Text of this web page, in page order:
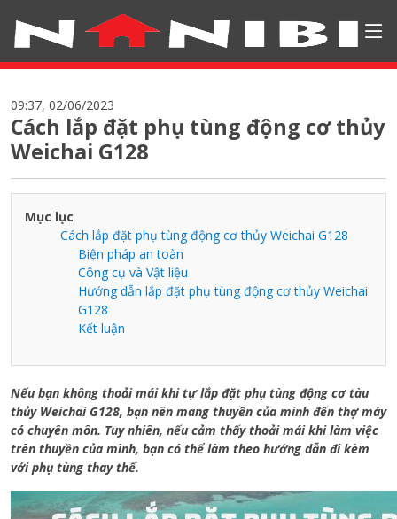
09:37, 02/06/2023
Cách lắp đặt phụ tùng động cơ thủy
Weichai G128
Mục lục
Cách lắp đặt phụ tùng động cơ thủy Weichai G128
Biện pháp an toàn
Công cụ và Vật liệu
Hướng dẫn lắp đặt phụ tùng động cơ thủy Weichai
G128
Kết luận
Nếu bạn không thoải mái khi tự lắp đặt phụ tùng động cơ tàu
thủy Weichai G128, bạn nên mang thuyền của mình đến thợ máy
có chuyên môn. Tuy nhiên, nếu cảm thấy thoải mái khi làm việc
trên thuyền của mình, bạn có thể làm theo hướng dẫn đi kèm
với phụ tùng thay thế.